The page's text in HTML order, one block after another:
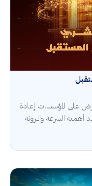
على المؤسسات إعادة
أهمية السرعة والمرونة